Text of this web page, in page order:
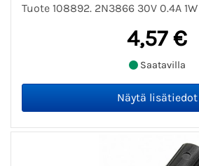
Tuote 108892. 2N3866 30V 0.4A
4,57 €
Saatavilla